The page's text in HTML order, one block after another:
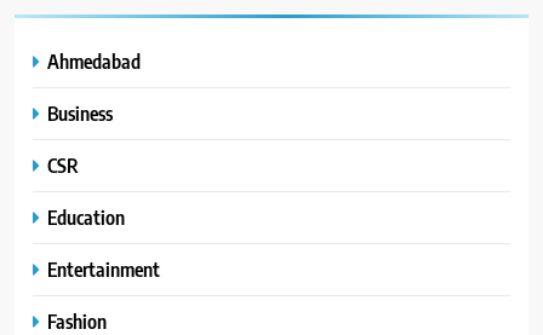
Ahmedabad
Business
CSR
Education
Entertainment
Fashion